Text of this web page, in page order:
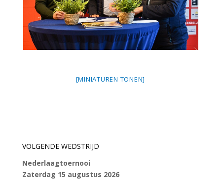
[MINIATUREN TONEN]
VOLGENDE WEDSTRIJD
Nederlaagtoernooi
Zaterdag 15 augustus 2026